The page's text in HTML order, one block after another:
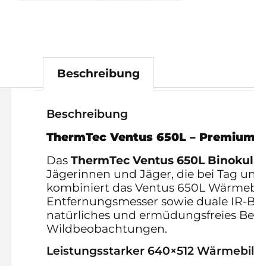
Beschreibung
Beschreibung
ThermTec Ventus 650L –
Das ThermTec Ventus 650L
Jägerinnen und Jäger, die bei Tag
kombiniert das Ventus 650L
Entfernungsmesser sowie duale
natürliches und ermüdungsfreies
Wildbeobachtungen.
Leistungsstarker 640×512